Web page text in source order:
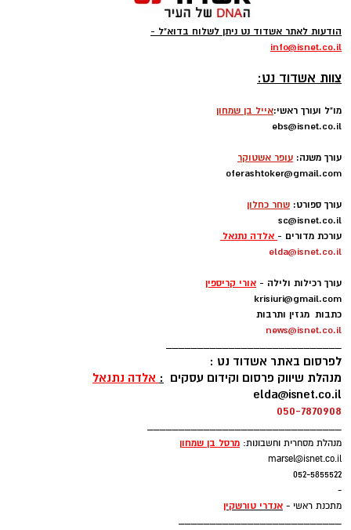
הודעות לאתר אשדוד נט ניתן לשלוח בדוא"ל -
info@isnet.co.il
צוות אשדוד נט:
מו"ל ועורך ראשי:אייל בן שמחון
ebs@isnet.co.il
עורך משנה: עופר אשטוקר
oferashtoker@gmail.com
עורך ספורט: שחר כחלון
sc@isnet.co.il
עורכת מדורים - אלדה נתנאל
elda@isnet.co.il
עורך רכילות ולילה - אורי קריספין
krisiuri@gmail.com
כתבות מגזין ותרבות
news@isnet.co.il
____________________________
לפרסום באתר אשדוד נט :
מנהלת שיווק פרסום וקידום עסקים : אלדה נתנאל
elda@isnet.co.il
050-7870908
_______________________________
מנהלת מסחרית וחשבונות: מרסל בן שמחון
marsel@isnet.co.il
052-5855522
-
מתכנת ראשי - אנדרי טורשקין
__________________________